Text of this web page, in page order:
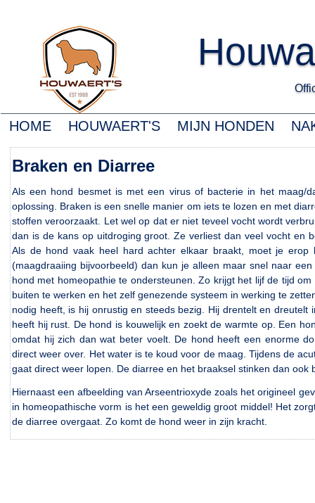
HOME HOUWAERT'S MIJN HONDEN
Braken en Diarree
Als een hond besmet is met een virus of bacterie in het maag/
oplossing. Braken is een snelle manier om iets te lozen en met
stoffen veroorzaakt. Let wel op dat er niet teveel vocht wordt
dan is de kans op uitdroging groot. Ze verliest dan veel vocht en
Als de hond vaak heel hard achter elkaar braakt, moet je
(maagdraaiing bijvoorbeeld) dan kun je alleen maar snel naar
hond met homeopathie te ondersteunen. Zo krijgt het lijf de tijd
buiten te werken en het zelf genezende systeem in werking te
nodig heeft, is hij onrustig en steeds bezig. Hij drentelt en
heeft hij rust. De hond is kouwelijk en zoekt de warmte op. Een
omdat hij zich dan wat beter voelt. De hond heeft een enorme
direct weer over. Het water is te koud voor de maag. Tijdens de
gaat direct weer lopen. De diarree en het braaksel stinken dan ook
Hiernaast een afbeelding van Arseentrioxyde zoals het origineel
in homeopathische vorm is het een geweldig groot middel! Het
de diarree overgaat. Zo komt de hond weer in zijn kracht.